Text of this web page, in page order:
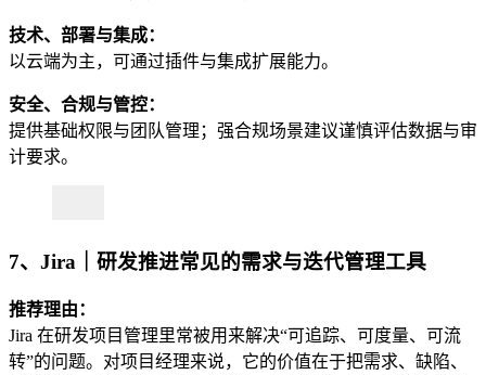
技术、部署与集成：
以云端为主，可通过插件与集成扩展能力。
安全、合规与管控：
提供基础权限与团队管理；强合规场景建议谨慎评估数据与审
计要求。
7、Jira｜研发推进常见的需求与迭代管理工具
推荐理由：
Jira 在研发项目管理里常被用来解决“可追踪、可度量、可流
转”的问题。对项目经理来说，它的价值在于把需求、缺陷、